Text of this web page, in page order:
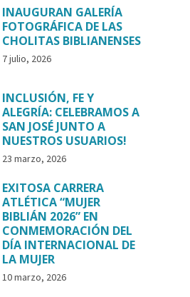
INAUGURAN GALERÍA
FOTOGRÁFICA DE LAS
CHOLITAS BIBLIANENSES
7 julio, 2026
INCLUSIÓN, FE Y
ALEGRÍA: CELEBRAMOS A
SAN JOSÉ JUNTO A
NUESTROS USUARIOS!
23 marzo, 2026
EXITOSA CARRERA
ATLÉTICA “MUJER
BIBLIÁN 2026” EN
CONMEMORACIÓN DEL
DÍA INTERNACIONAL DE
LA MUJER
10 marzo, 2026